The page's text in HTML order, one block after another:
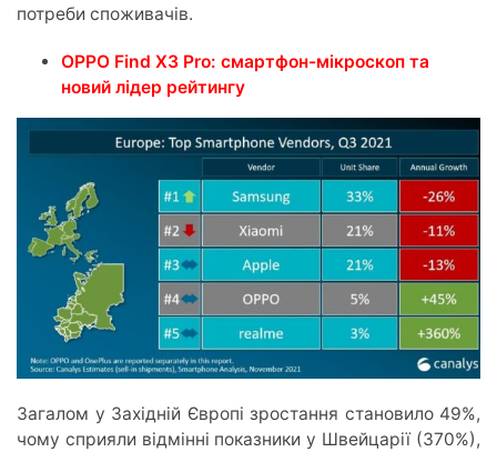
потреби споживачів.
OPPO Find X3 Pro: смартфон-мікроскоп та
новий лідер рейтингу
Загалом у Західній Європі зростання становило 49%,
чому сприяли відмінні показники у Швейцарії (370%),